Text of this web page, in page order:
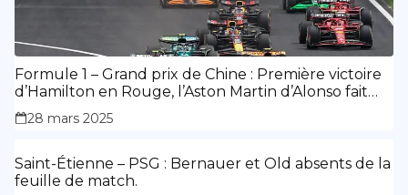
Formule 1 – Grand prix de Chine : Première victoire
d’Hamilton en Rouge, l’Aston Martin d’Alonso fait
des siennes.
28 mars 2025
Saint-Étienne – PSG : Bernauer et Old absents de la
feuille de match.